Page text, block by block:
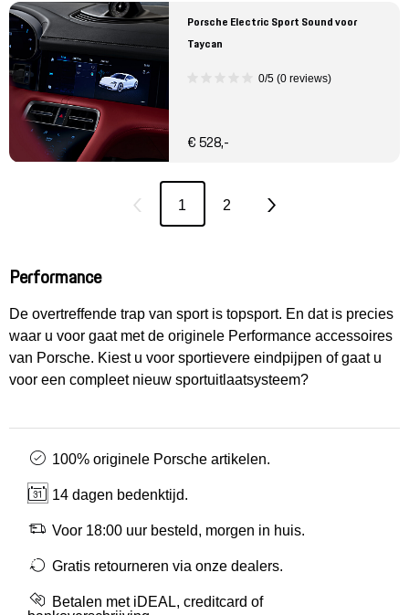
Porsche Electric Sport Sound voor
Taycan
0/5 (0 reviews)
€ 528,-
1 2
Performance
De overtreffende trap van sport is topsport. En dat is precies
waar u voor gaat met de originele Performance accessoires
van Porsche. Kiest u voor sportievere eindpijpen of gaat u
voor een compleet nieuw sportuitlaatsysteem?
100% originele Porsche artikelen.
14 dagen bedenktijd.
Voor 18:00 uur besteld, morgen in huis.
Gratis retourneren via onze dealers.
Betalen met iDEAL, creditcard of